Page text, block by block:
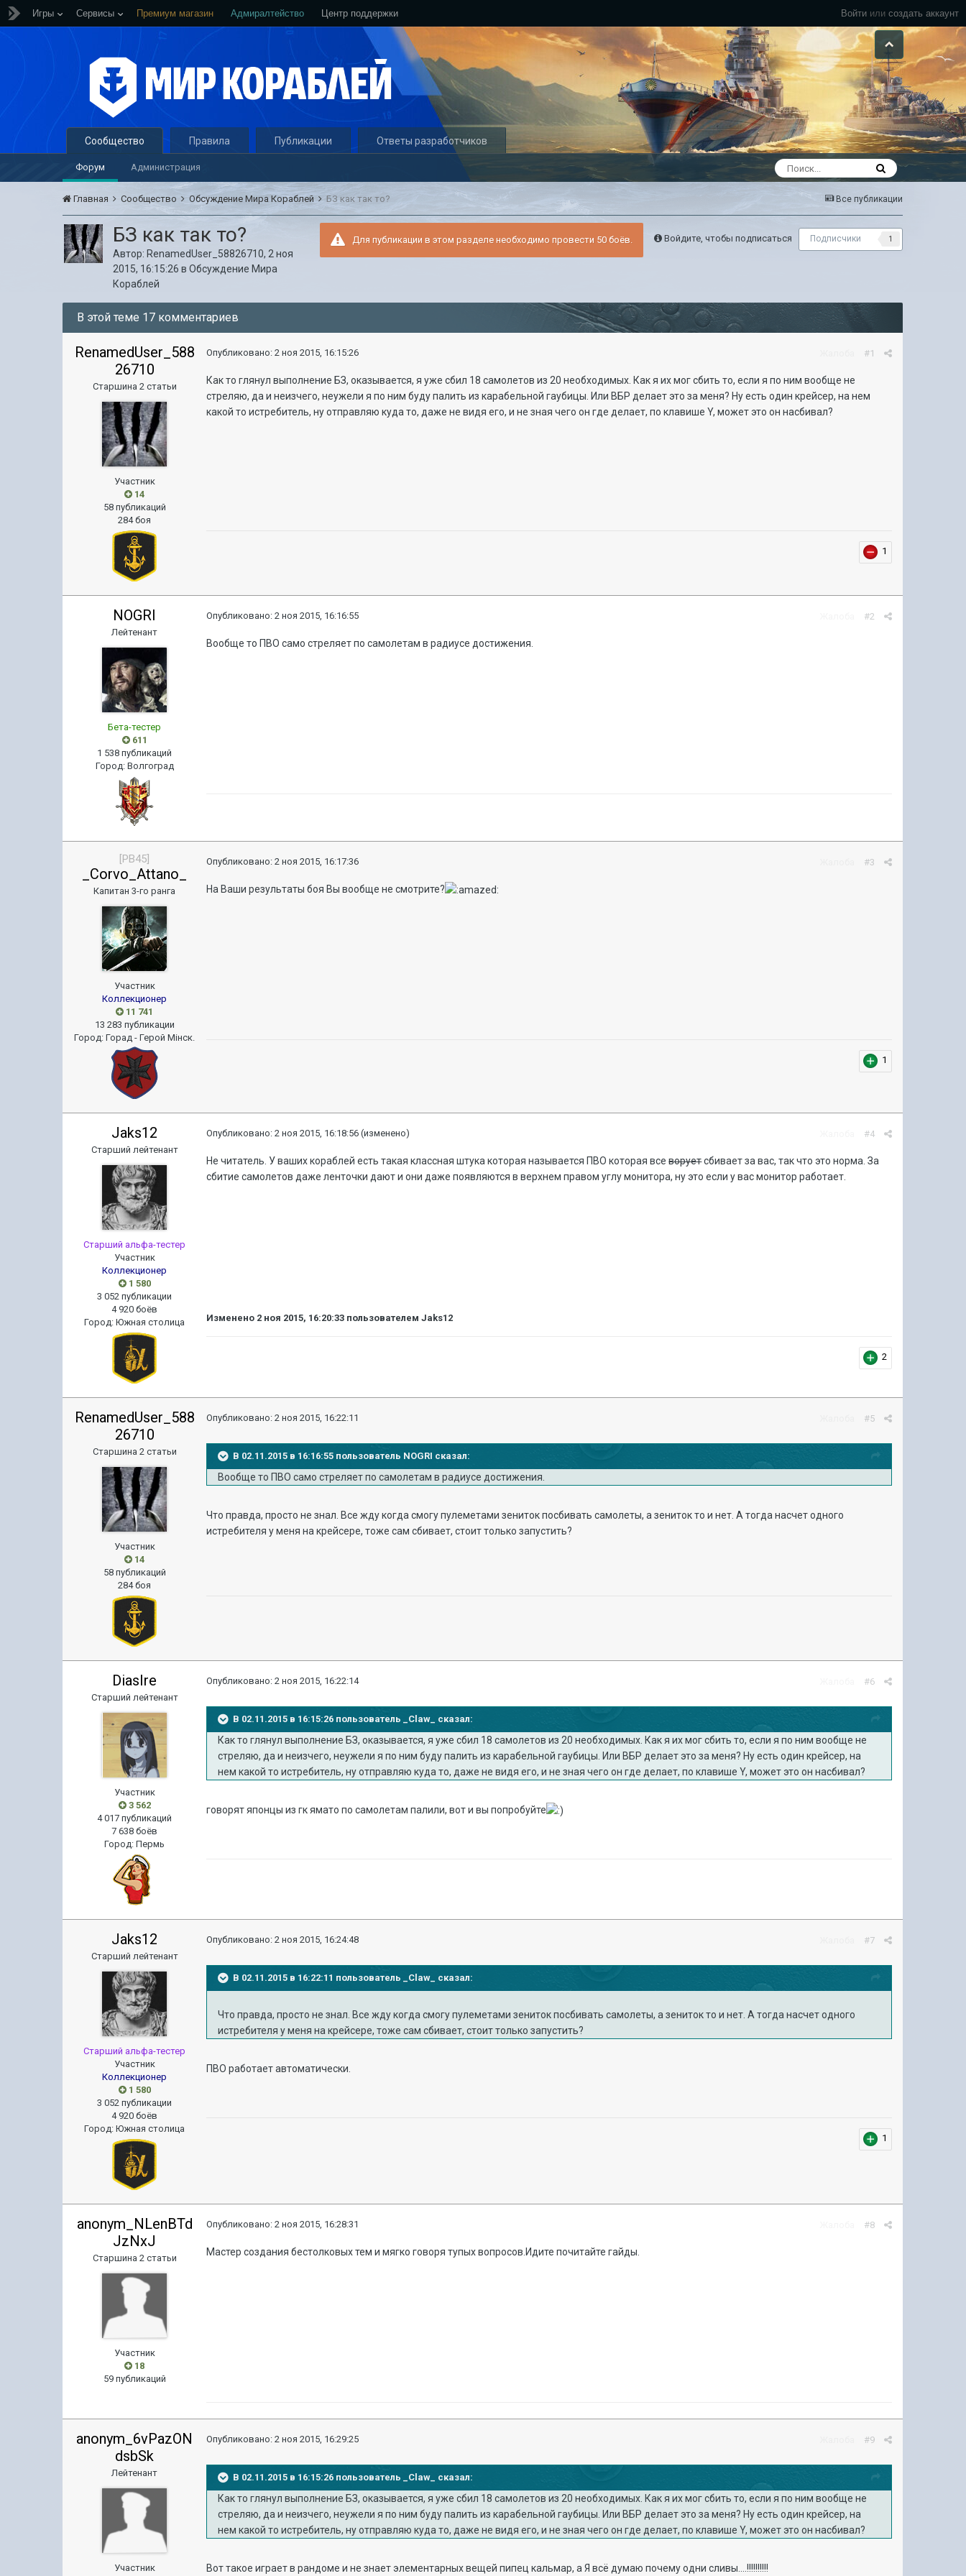
Войти или создать аккаунт
Игры Сервисы Премиум магазин Адмиралтейство Центр поддержки
Сообщество
Форум Администрация
Правила Публикации Ответы разработчиков
Все публикации
Главная Сообщество Обсуждение Мира Кораблей БЗ как так то?
Войдите, чтобы подписаться Подписчики 1
Для публикации в этом разделе необходимо провести 50 боёв.
БЗ как так то?
Автор: RenamedUser_58826710, 2 ноя
2015, 16:15:26 вОбсуждение Мира
Кораблей
В этой теме 17 комментариев
RenamedUser_588
26710
Старшина 2 статьи
Участник
14
58 публикаций
284 боя
#1
Опубликовано:2 ноя 2015, 16:15:26
Как то глянул выполнение БЗ, оказывается, я уже сбил 18 самолетов из 20 необходимых. Как я их мог сбить то, если я по ним вообще не
стреляю, да и неизчего, неужели я по ним буду палить из карабельной гаубицы. Или ВБР делает это за меня? Ну есть один крейсер, на нем
какой то истребитель, ну отправляю куда то, даже не видя его, и не зная чего он где делает, по клавише Y, может это он насбивал?
1
NOGRI
Лейтенант
Бета-тестер
611
1 538 публикаций
Город: Волгоград
#2
Опубликовано:2 ноя 2015, 16:16:55
Вообще то ПВО само стреляет по самолетам в радиусе достижения.
[PB45]
_Corvo_Attano_
Капитан 3-го ранга
Участник
Коллекционер
11 741
13 283 публикации
Город:Горад - Герой Мiнск.
#3
Опубликовано:2 ноя 2015, 16:17:36
На Ваши результаты боя Вы вообще не смотрите?
1
Jaks12
Старший лейтенант
Старший альфа-тестер
Участник
Коллекционер
1 580
3 052 публикации
4 920 боёв
Город:Южная столица
#4
Опубликовано:2 ноя 2015, 16:18:56 (изменено)
Не читатель. У ваших кораблей есть такая классная штука которая называется ПВО которая всеворуетсбивает за вас, так что это норма. За
сбитие самолетов даже ленточки дают и они даже появляются в верхнем правом углу монитора, ну это если у вас монитор работает.
Изменено 2 ноя 2015, 16:20:33 пользователем Jaks12
2
RenamedUser_588
26710
Старшина 2 статьи
Участник
14
58 публикаций
284 боя
#5
Опубликовано:2 ноя 2015, 16:22:11
В 02.11.2015 в 16:16:55 пользователь NOGRI сказал:
Вообще то ПВО само стреляет по самолетам в радиусе достижения.
Что правда, просто не знал. Все жду когда смогу пулеметами зениток посбивать самолеты, а зениток то и нет. А тогда насчет одного
истребителя у меня на крейсере, тоже сам сбивает, стоит только запустить?
DiasIre
Старший лейтенант
Участник
3 562
4 017 публикаций
7 638 боёв
Город:Пермь
#6
Опубликовано:2 ноя 2015, 16:22:14
В 02.11.2015 в 16:15:26 пользователь _Claw_ сказал:
Как то глянул выполнение БЗ, оказывается, я уже сбил 18 самолетов из 20 необходимых. Как я их мог сбить то, если я по ним вообще не
стреляю, да и неизчего, неужели я по ним буду палить из карабельной гаубицы. Или ВБР делает это за меня? Ну есть один крейсер, на
нем какой то истребитель, ну отправляю куда то, даже не видя его, и не зная чего он где делает, по клавише Y, может это он насбивал?
говорят японцы из гк ямато по самолетам палили, вот и вы попробуйте
Jaks12
Старший лейтенант
Старший альфа-тестер
Участник
Коллекционер
1 580
3 052 публикации
4 920 боёв
Город:Южная столица
#7
Опубликовано:2 ноя 2015, 16:24:48
В 02.11.2015 в 16:22:11 пользователь _Claw_ сказал:
Что правда, просто не знал. Все жду когда смогу пулеметами зениток посбивать самолеты, а зениток то и нет. А тогда насчет одного
истребителя у меня на крейсере, тоже сам сбивает, стоит только запустить?
ПВО работает автоматически.
1
anonym_NLenBTd
JzNxJ
Старшина 2 статьи
Участник
18
59 публикаций
#8
Опубликовано:2 ноя 2015, 16:28:31
Мастер создания бестолковых тем и мягко говоря тупых вопросов.Идите почитайте гайды.
anonym_6vPazON
dsbSk
Лейтенант
Участник
#9
Опубликовано:2 ноя 2015, 16:29:25
В 02.11.2015 в 16:15:26 пользователь _Claw_ сказал:
Как то глянул выполнение БЗ, оказывается, я уже сбил 18 самолетов из 20 необходимых. Как я их мог сбить то, если я по ним вообще не
стреляю, да и неизчего, неужели я по ним буду палить из карабельной гаубицы. Или ВБР делает это за меня? Ну есть один крейсер, на
нем какой то истребитель, ну отправляю куда то, даже не видя его, и не зная чего он где делает, по клавише Y, может это он насбивал?
Вот такое играет в рандоме и не знает элементарных вещей пипец кальмар, а Я всё думаю почему одни сливы....!!!!!!!!!!